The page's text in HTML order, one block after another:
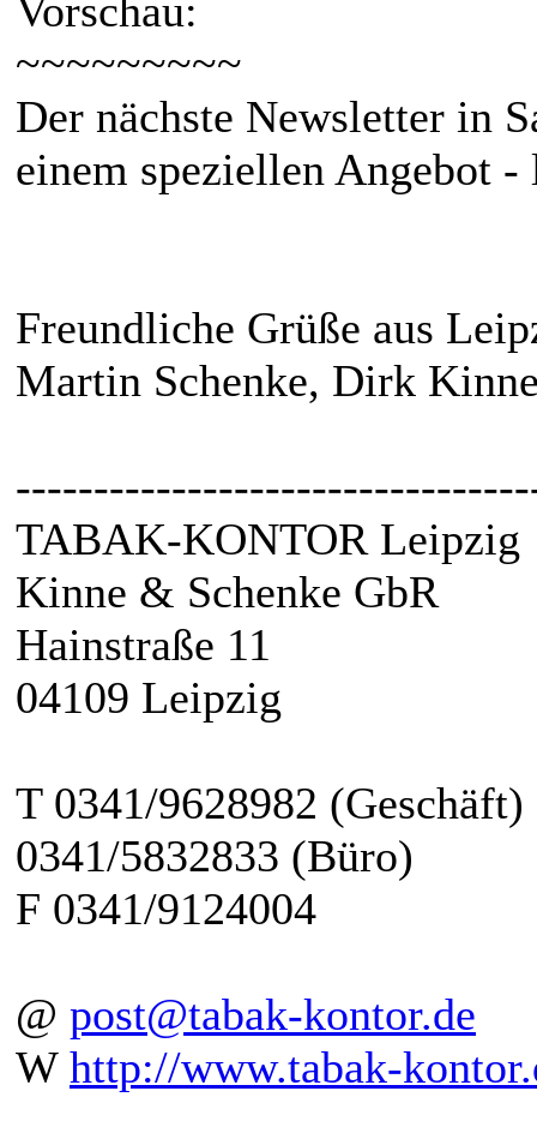
Vorschau:
~~~~~~~~~
Der nächste Newsletter in
einem speziellen Angebot -
Freundliche Grüße aus
Martin Schenke, Dirk
TABAK-KONTOR Leipzig
Kinne & Schenke GbR
Hainstraße 11
04109 Leipzig
T 0341/9628982 (Geschäft)
0341/5832833 (Büro)
F 0341/9124004
@ post@tabak-kontor.de
W http://www.tabak-